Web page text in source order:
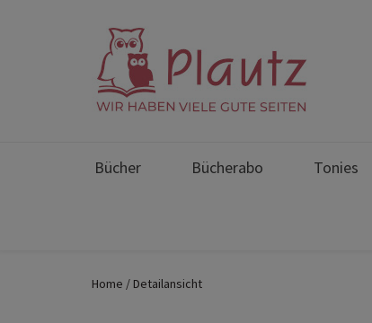
Bücher Bücherabo Tonies
Home Detailansicht